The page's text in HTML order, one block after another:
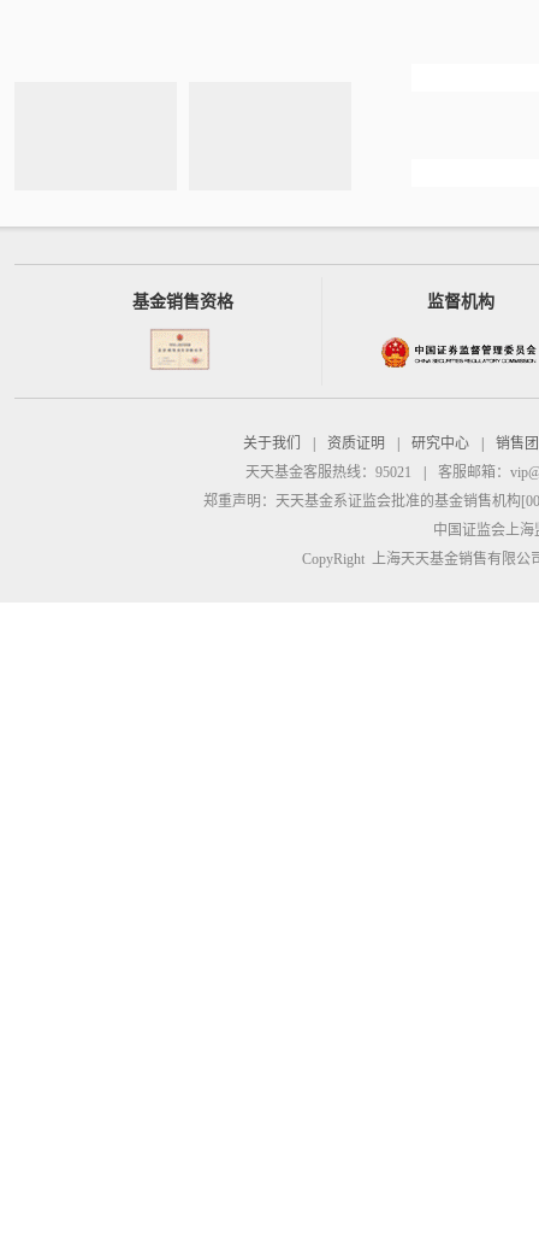
基金销售资格 监督机构
关于我们 资质证明 研究中心
销售
天天基金客服热线：95021
客服邮箱：
郑重声明： 天天基金系证监会批准的基金销售机构
中国证监会上
CopyRight 上海天天基金销售有限